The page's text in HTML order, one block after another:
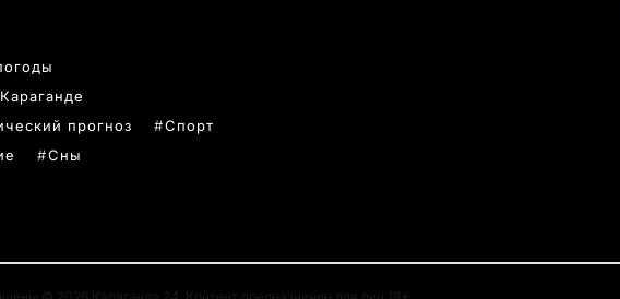
прогноз
Спорт
Сны
© 2026 Караганда 24. Контент предназначен для лиц 18+.